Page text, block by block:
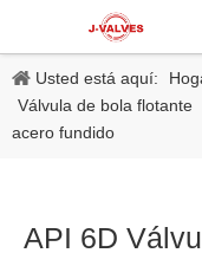
Usted está aquí:
Válvula de bola flotante
acero fundido
API 6D